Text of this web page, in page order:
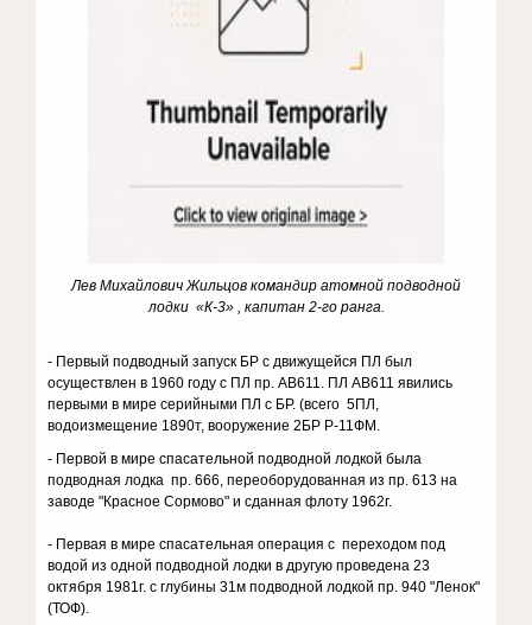
Лев Михайлович Жильцов командир атомной подводной
лодки «К-3» , капитан 2-го ранга.
- Первый подводный запуск БР с движущейся ПЛ был
осуществлен в 1960 году с ПЛ пр. АВ611. ПЛ АВ611 явились
первыми в мире серийными ПЛ с БР. (всего 5ПЛ,
водоизмещение 1890т, вооружение 2БР Р-11ФМ.
- Первой в мире спасательной подводной лодкой была
подводная лодка пр. 666, переоборудованная из пр. 613 на
заводе "Красное Сормово" и сданная флоту 1962г.
- Первая в мире спасательная операция с переходом под
водой из одной подводной лодки в другую проведена 23
октября 1981г. с глубины 31м подводной лодкой пр. 940 "Ленок"
(ТОФ).